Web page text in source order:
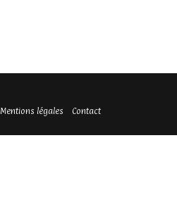
Mentions légales Contact